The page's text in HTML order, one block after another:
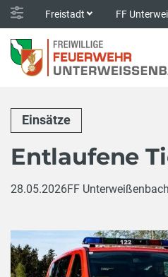
Freistadt FF
Einsätze
Entlaufene
28.05.2026FF Unterweißenbach